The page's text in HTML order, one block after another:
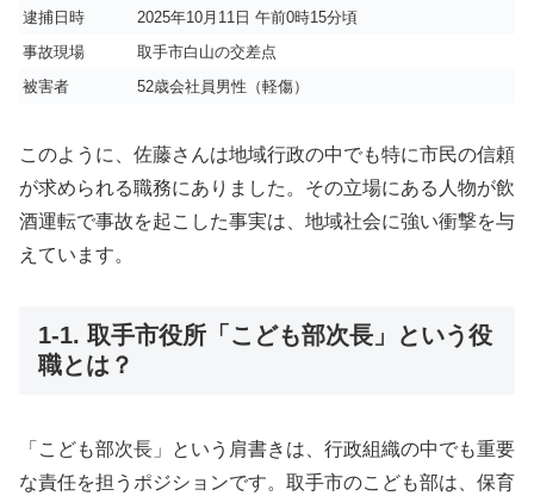
逮捕日時
2025年10月11日 午前0時15分頃
事故現場
取手市白山の交差点
被害者
52歳会社員男性（軽傷）
このように、佐藤さんは地域行政の中でも特に市民の信頼
が求められる職務にありました。その立場にある人物が飲
酒運転で事故を起こした事実は、地域社会に強い衝撃を与
えています。
1-1. 取手市役所「こども部次長」という役
職とは？
「こども部次長」という肩書きは、行政組織の中でも重要
な責任を担うポジションです。取手市のこども部は、保育